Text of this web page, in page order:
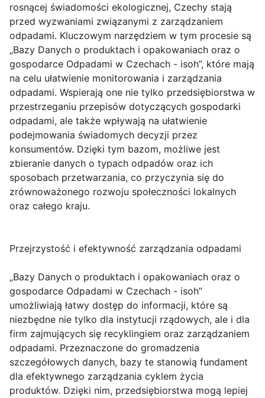
rosnącej świadomości ekologicznej, Czechy stają
przed wyzwaniami związanymi z zarządzaniem
odpadami. Kluczowym narzędziem w tym procesie są
„Bazy Danych o produktach i opakowaniach oraz o
gospodarce Odpadami w Czechach - isoh”, które mają
na celu ułatwienie monitorowania i zarządzania
odpadami. Wspierają one nie tylko przedsiębiorstwa w
przestrzeganiu przepisów dotyczących gospodarki
odpadami, ale także wpływają na ułatwienie
podejmowania świadomych decyzji przez
konsumentów. Dzięki tym bazom, możliwe jest
zbieranie danych o typach odpadów oraz ich
sposobach przetwarzania, co przyczynia się do
zrównoważonego rozwoju społeczności lokalnych
oraz całego kraju.
Przejrzystość i efektywność zarządzania odpadami
„Bazy Danych o produktach i opakowaniach oraz o
gospodarce Odpadami w Czechach - isoh”
umożliwiają łatwy dostęp do informacji, które są
niezbędne nie tylko dla instytucji rządowych, ale i dla
firm zajmujących się recyklingiem oraz zarządzaniem
odpadami. Przeznaczone do gromadzenia
szczegółowych danych, bazy te stanowią fundament
dla efektywnego zarządzania cyklem życia
produktów. Dzięki nim, przedsiębiorstwa mogą lepiej